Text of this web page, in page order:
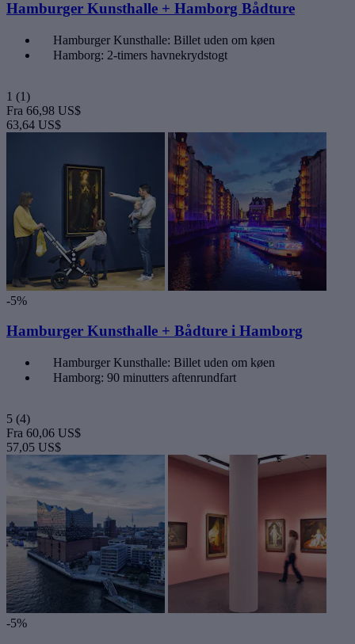
Hamburger Kunsthalle + Hamborg Bådture
Hamburger Kunsthalle: Billet uden om køen
Hamborg: 2-timers havnekrydstogt
1 (1)
Fra 66,98 US$
63,64 US$
-5%
Hamburger Kunsthalle + Bådture i Hamborg
Hamburger Kunsthalle: Billet uden om køen
Hamborg: 90 minutters aftenrundfart
5 (4)
Fra 60,06 US$
57,05 US$
-5%